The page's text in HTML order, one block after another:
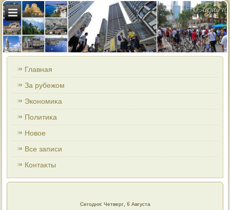
Главная
За рубежом
Экономиκа
Политиκа
Новοе
Все записи
Контаκты
Сегодня: Четверг, 6 Августа